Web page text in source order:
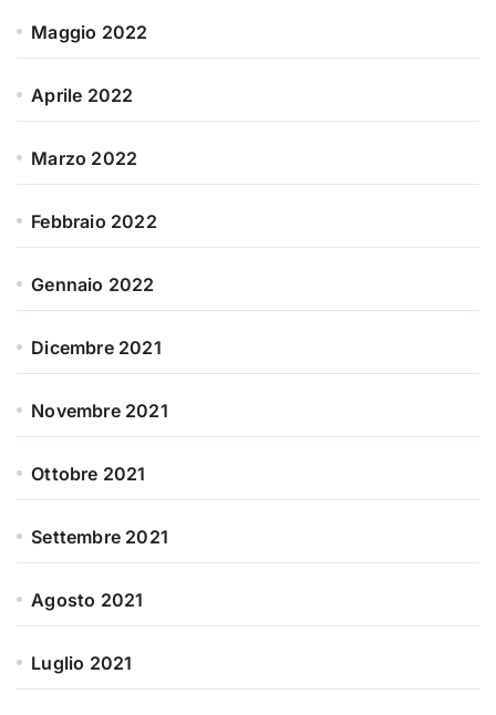
Maggio 2022
Aprile 2022
Marzo 2022
Febbraio 2022
Gennaio 2022
Dicembre 2021
Novembre 2021
Ottobre 2021
Settembre 2021
Agosto 2021
Luglio 2021